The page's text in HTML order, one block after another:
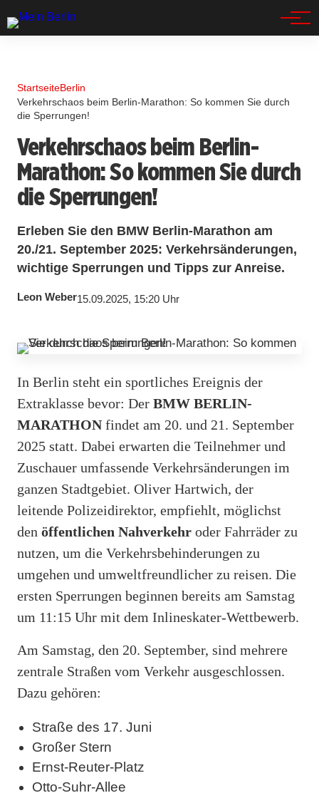
StartseiteBerlin
Verkehrschaos beim Berlin-Marathon: So kommen Sie durch
die Sperrungen!
Verkehrschaos beim Berlin-
Marathon: So kommen Sie durch
die Sperrungen!
Erleben Sie den BMW Berlin-Marathon am
20./21. September 2025: Verkehrsänderungen,
wichtige Sperrungen und Tipps zur Anreise.
Leon Weber15.09.2025, 15:20 Uhr
In Berlin steht ein sportliches Ereignis der
Extraklasse bevor: Der BMW BERLIN-
MARATHONfindet am 20. und 21. September
2025 statt. Dabei erwarten die Teilnehmer und
Zuschauer umfassende Verkehrsänderungen im
ganzen Stadtgebiet. Oliver Hartwich, der
leitende Polizeidirektor, empfiehlt, möglichst
den öffentlichen Nahverkehr oder Fahrräder zu
nutzen, um die Verkehrsbehinderungen zu
umgehen und umweltfreundlicher zu reisen. Die
ersten Sperrungen beginnen bereits am Samstag
um 11:15 Uhr mit dem Inlineskater-Wettbewerb.
Am Samstag, den 20. September, sind mehrere
zentrale Straßen vom Verkehr ausgeschlossen.
Dazu gehören:
Straße des 17. Juni
Großer Stern
Ernst-Reuter-Platz
Otto-Suhr-Allee